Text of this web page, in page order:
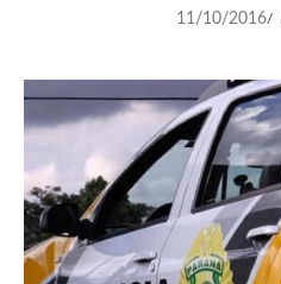
11/10/2016/